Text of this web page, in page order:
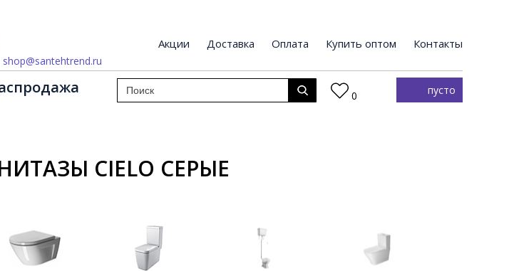
shop@santehtrend.ru
Акции Доставка Оплата Купить оптом Контакты
0 пусто
CIELO СЕРЫЕ